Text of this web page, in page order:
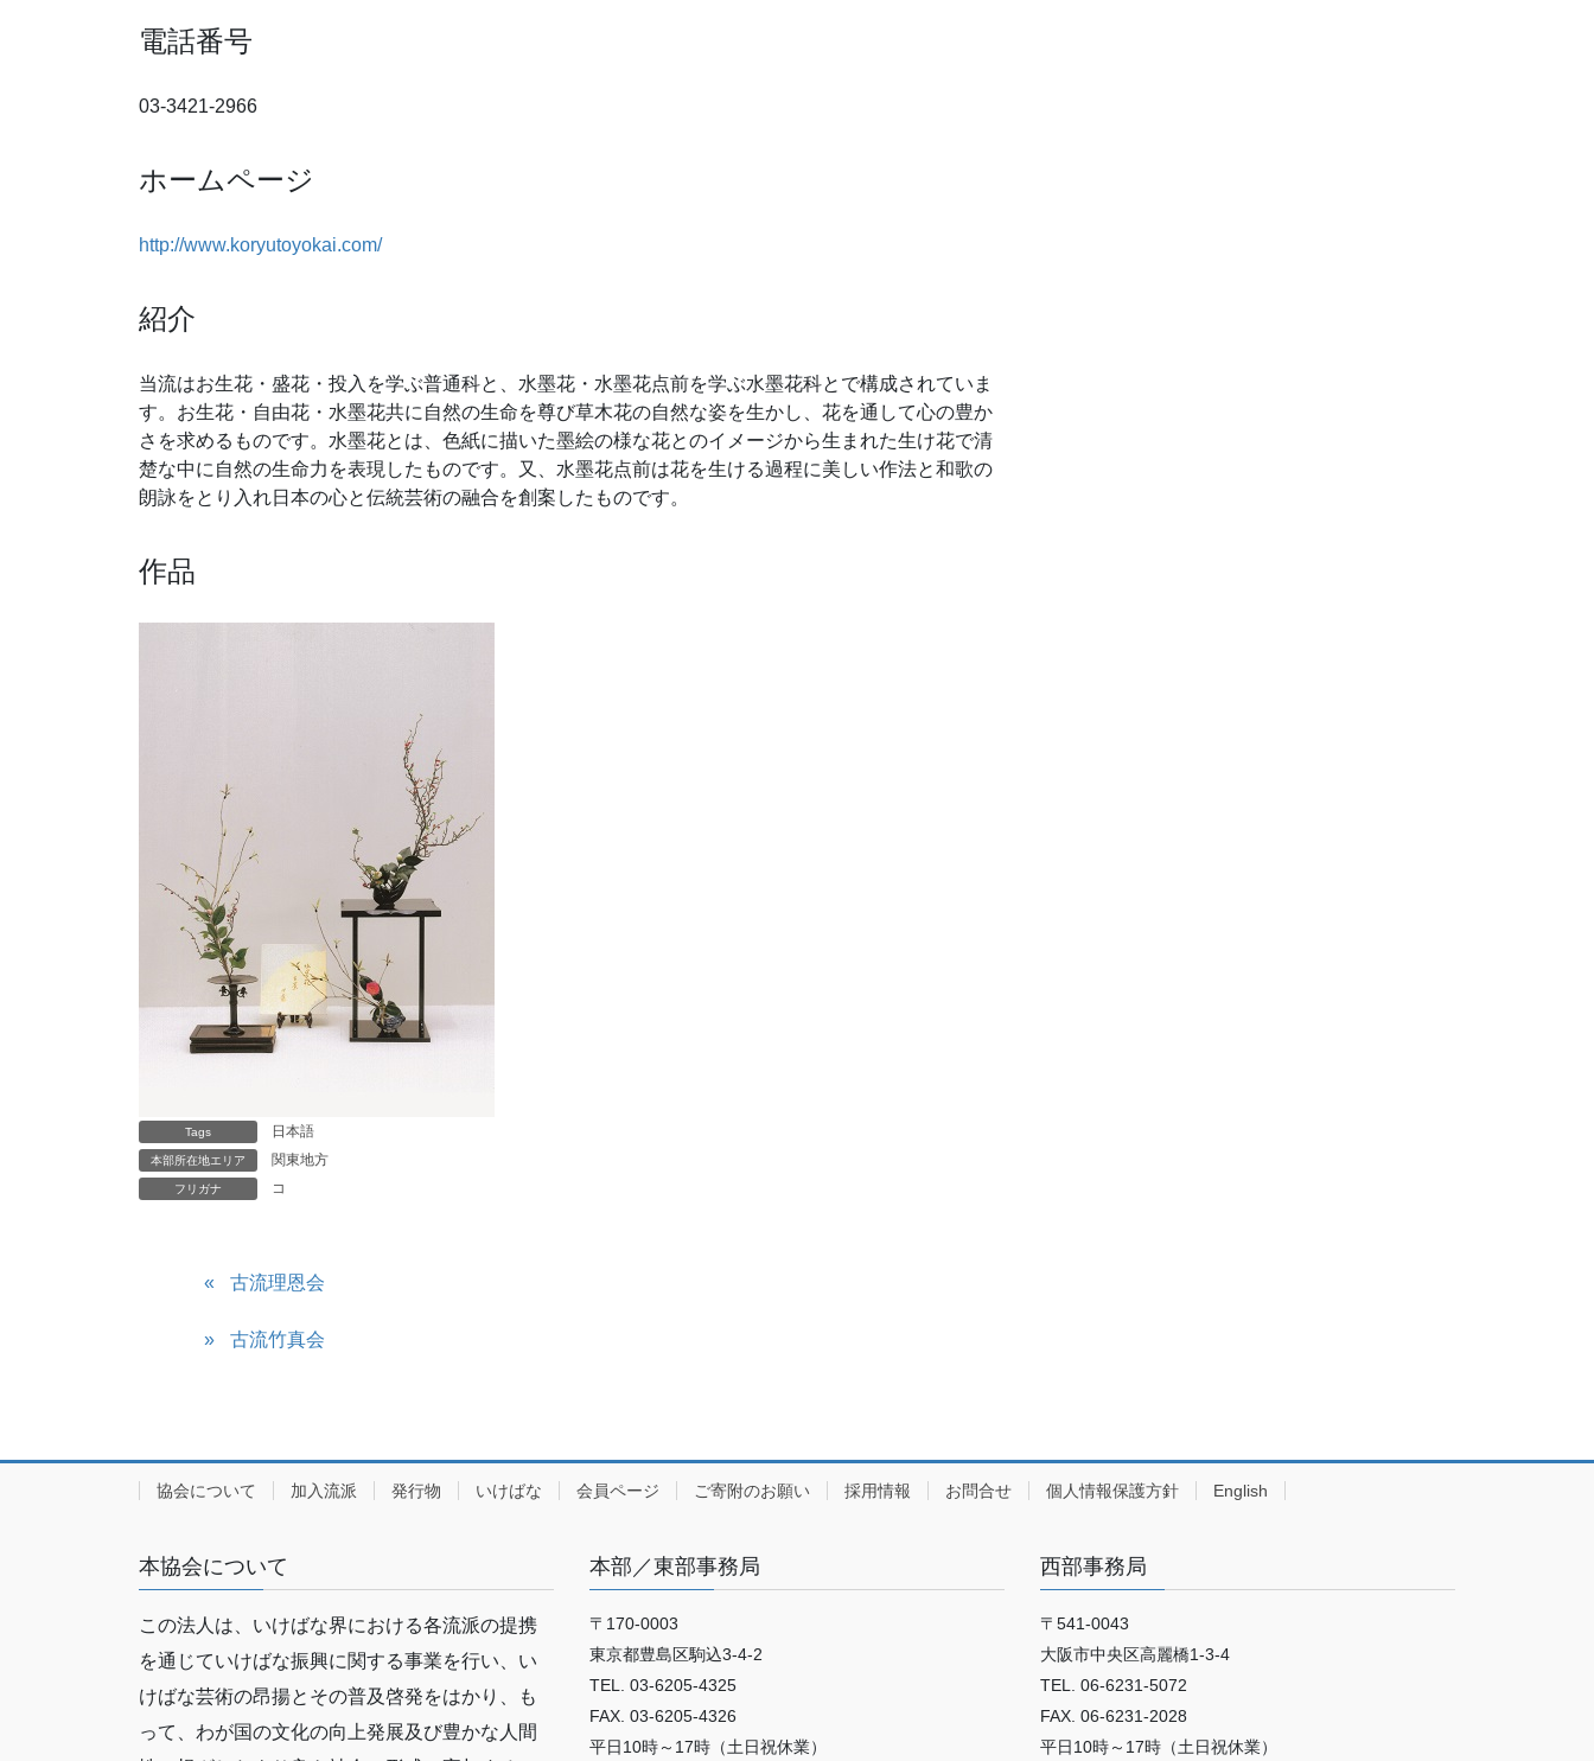
電話番号
03-3421-2966
ホームページ
http://www.koryutoyokai.com/
紹介
当流はお生花・盛花・投入を学ぶ普通科と、水墨花・水墨花点前を学ぶ水墨花科とで構成されていま
す。お生花・自由花・水墨花共に自然の生命を尊び草木花の自然な姿を生かし、花を通して心の豊か
さを求めるものです。水墨花とは、色紙に描いた墨絵の様な花とのイメージから生まれた生け花で清
楚な中に自然の生命力を表現したものです。又、水墨花点前は花を生ける過程に美しい作法と和歌の
朗詠をとり入れ日本の心と伝統芸術の融合を創案したものです。
作品
Tags 日本語
本部所在地エリア 関東地方
フリガナ コ
古流理恩会
古流竹真会
協会について 加入流派 発行物 いけばな 会員ページ ご寄附のお願い 採用情報 お問合せ 個人情報保護方針 English
本協会について
この法人は、いけばな界における各流派の提携
を通じていけばな振興に関する事業を行い、い
けばな芸術の昂揚とその普及啓発をはかり、も
って、わが国の文化の向上発展及び豊かな人間
本部／東部事務局
〒170-0003
東京都豊島区駒込3-4-2
TEL. 03-6205-4325
FAX. 03-6205-4326
平日10時～17時（土日祝休業）
西部事務局
〒541-0043
大阪市中央区高麗橋1-3-4
TEL. 06-6231-5072
FAX. 06-6231-2028
平日10時～17時（土日祝休業）